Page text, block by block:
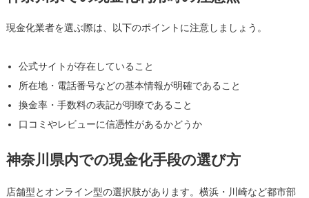
現金化業者を選ぶ際は、以下のポイントに注意しましょう。
公式サイトが存在していること
所在地・電話番号などの基本情報が明確であること
換金率・手数料の表記が明瞭であること
口コミやレビューに信憑性があるかどうか
神奈川県内での現金化手段の選び方
店舗型とオンライン型の選択肢があります。横浜・川崎など都市部